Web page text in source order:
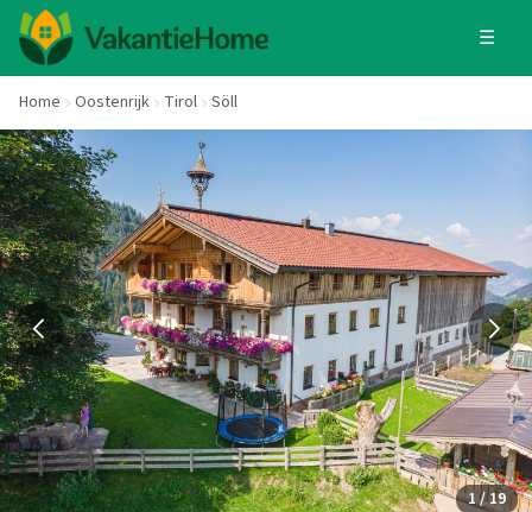
☰
Home Oostenrijk Tirol Söll
1 / 19